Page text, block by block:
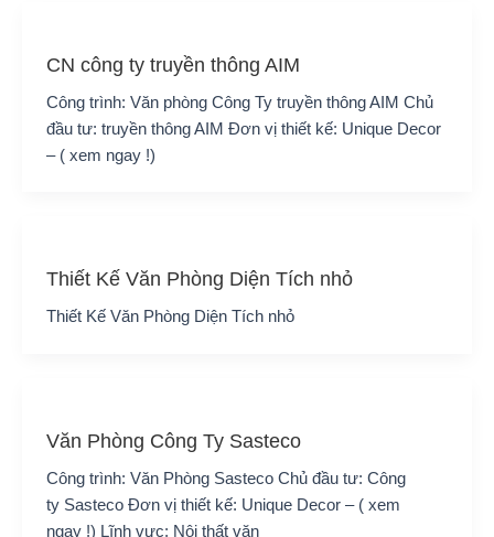
CN công ty truyền thông AIM
Công trình: Văn phòng Công Ty truyền thông AIM Chủ
đầu tư: truyền thông AIM Đơn vị thiết kế: Unique Decor
– ( xem ngay !)
Thiết Kế Văn Phòng Diện Tích nhỏ
Thiết Kế Văn Phòng Diện Tích nhỏ
Văn Phòng Công Ty Sasteco
Công trình: Văn Phòng Sasteco Chủ đầu tư: Công
ty Sasteco Đơn vị thiết kế: Unique Decor – ( xem
ngay !) Lĩnh vực: Nội thất văn